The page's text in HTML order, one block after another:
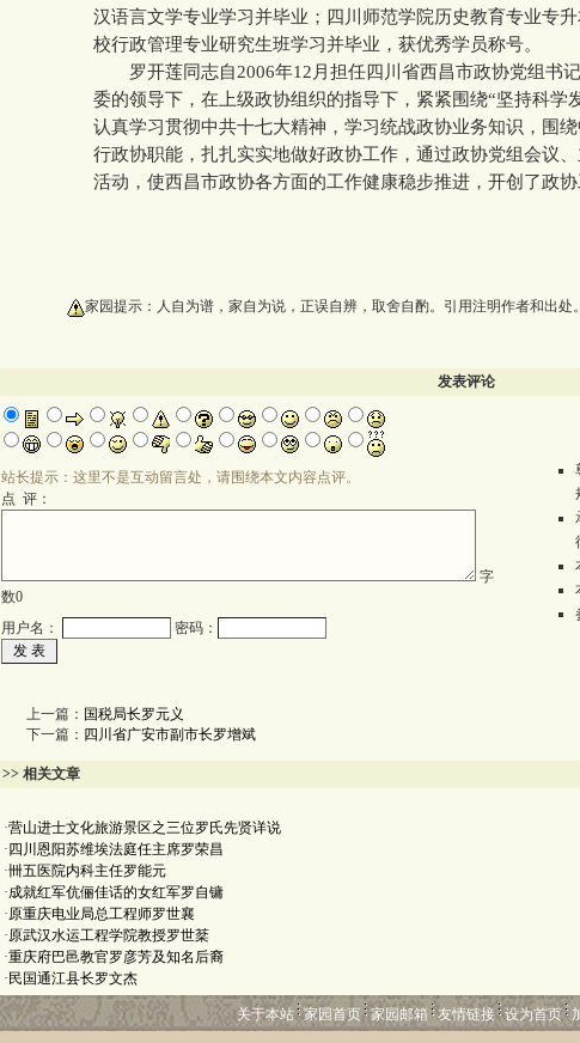
汉语言文学专业学习并毕业；四川师范学院历史教育专业专
校行政管理专业研究生班学习并毕业，获优秀学员称号。
罗开莲同志自2006年12月担任四川省西昌市政协党组书
委的领导下，在上级政协组织的指导下，紧紧围绕“坚持科学
认真学习贯彻中共十七大精神，学习统战政协业务知识，围
行政协职能，扎扎实实地做好政协工作，通过政协党组会议
活动，使西昌市政协各方面的工作健康稳步推进，开创了政协
家园提示：人自为谱，家自为说，正误自辨，取舍自酌。引用注明作者和出处。
发表评论
站长提示：这里不是互动留言处，请围绕本文内容点评。
点 评：
字
数0
用户名：
密码：
上一篇： 国税局长罗元义
下一篇： 四川省广安市副市长罗增斌
>> 相关文章
·营山进士文化旅游景区之三位罗氏先贤详说
· 四川恩阳苏维埃法庭任主席罗荣昌
·卌五医院内科主任罗能元
·成就红军伉俪佳话的女红军罗自镛
·原重庆电业局总工程师罗世襄
·原武汉水运工程学院教授罗世棻
·重庆府巴邑教官罗彦芳及知名后裔
· 民国通江县长罗文杰
关于本站 家园首页 家园邮箱 友情链接 设为首页